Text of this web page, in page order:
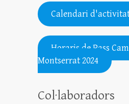
Calendari
Horaris de Pass
Montserrat 2024
Col·laboradors